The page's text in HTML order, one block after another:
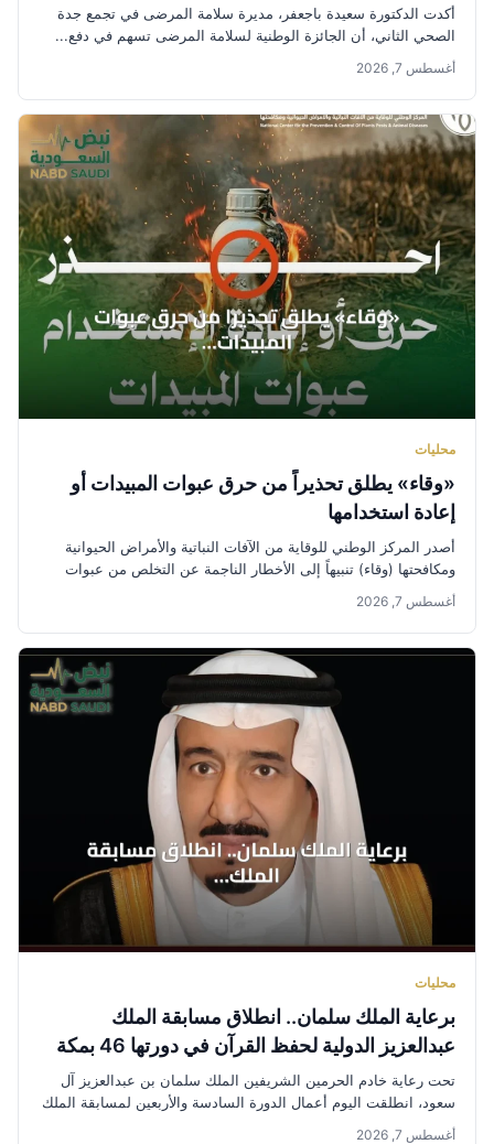
أكدت الدكتورة سعيدة باجعفر، مديرة سلامة المرضى في تجمع جدة
الصحي الثاني، أن الجائزة الوطنية لسلامة المرضى تسهم في دفع...
أغسطس 7, 2026
محليات
«وقاء» يطلق تحذيراً من حرق عبوات المبيدات أو
إعادة استخدامها
أصدر المركز الوطني للوقاية من الآفات النباتية والأمراض الحيوانية
ومكافحتها (وقاء) تنبيهاً إلى الأخطار الناجمة عن التخلص من عبوات
المبيدات...
أغسطس 7, 2026
محليات
برعاية الملك سلمان.. انطلاق مسابقة الملك
عبدالعزيز الدولية لحفظ القرآن في دورتها 46 بمكة
المكرمة
تحت رعاية خادم الحرمين الشريفين الملك سلمان بن عبدالعزيز آل
سعود، انطلقت اليوم أعمال الدورة السادسة والأربعين لمسابقة الملك
عبدالعزيز...
أغسطس 7, 2026